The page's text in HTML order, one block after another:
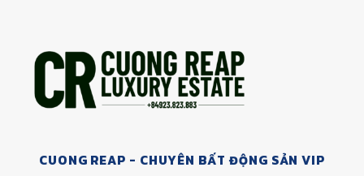
CUONG REAP - CHUYÊN BẤT ĐỘNG SẢN VIP